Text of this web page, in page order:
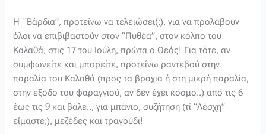
Η ¨Βάρδια”, προτείνω να τελειώσει(;), για να προλάβουν
όλοι να επιβιβαστούν στον “Πυθέα”, στον κόλπο του
Καλαθά, στις 17 του Ιούλη, πρώτα ο Θεός! Για τότε, αν
συμφωνείτε και μπορείτε, προτείνω ραντεβού στην
παραλία του Καλαθά (προς τα βράχια ή στη μικρή παραλία,
στην έξοδο του φαραγγιού, αν δεν έχει κόσμο..) από τις 6
έως τις 9 και βάλε.., για μπάνιο, συζήτηση (τί “Λέσχη”
είμαστε;), μεζέδες και τραγούδι!